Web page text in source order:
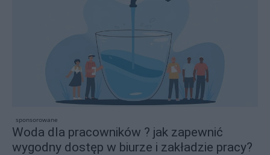
sponsorowane
Woda dla pracowników ? jak zapewnić
wygodny dostęp w biurze i zakładzie pracy?